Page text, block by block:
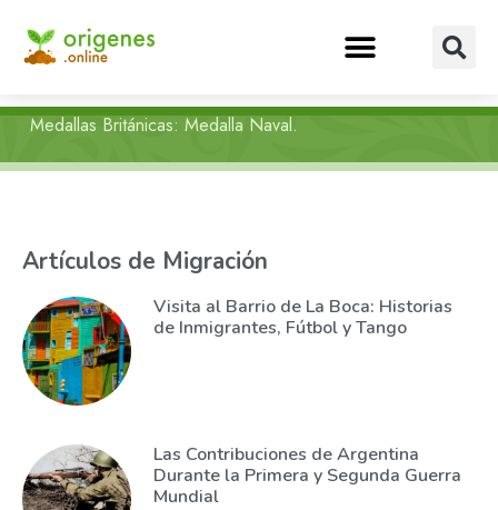
Medallas Británicas: Medalla Naval.
Artículos de Migración
Visita al Barrio de La Boca: Historias
de Inmigrantes, Fútbol y Tango
Las Contribuciones de Argentina
Durante la Primera y Segunda Guerra
Mundial